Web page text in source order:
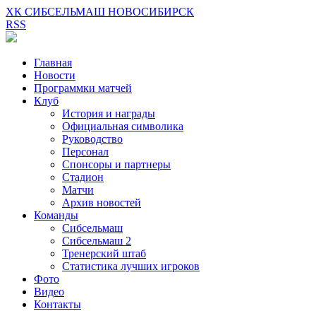
ХК СИБСЕЛЬМАШ НОВОСИБИРСК
RSS
Главная
Новости
Программки матчей
Клуб
История и награды
Официальная символика
Руководство
Персонал
Спонсоры и партнеры
Стадион
Матчи
Архив новостей
Команды
Сибсельмаш
Сибсельмаш 2
Тренерский штаб
Статистика лучших игроков
Фото
Видео
Контакты